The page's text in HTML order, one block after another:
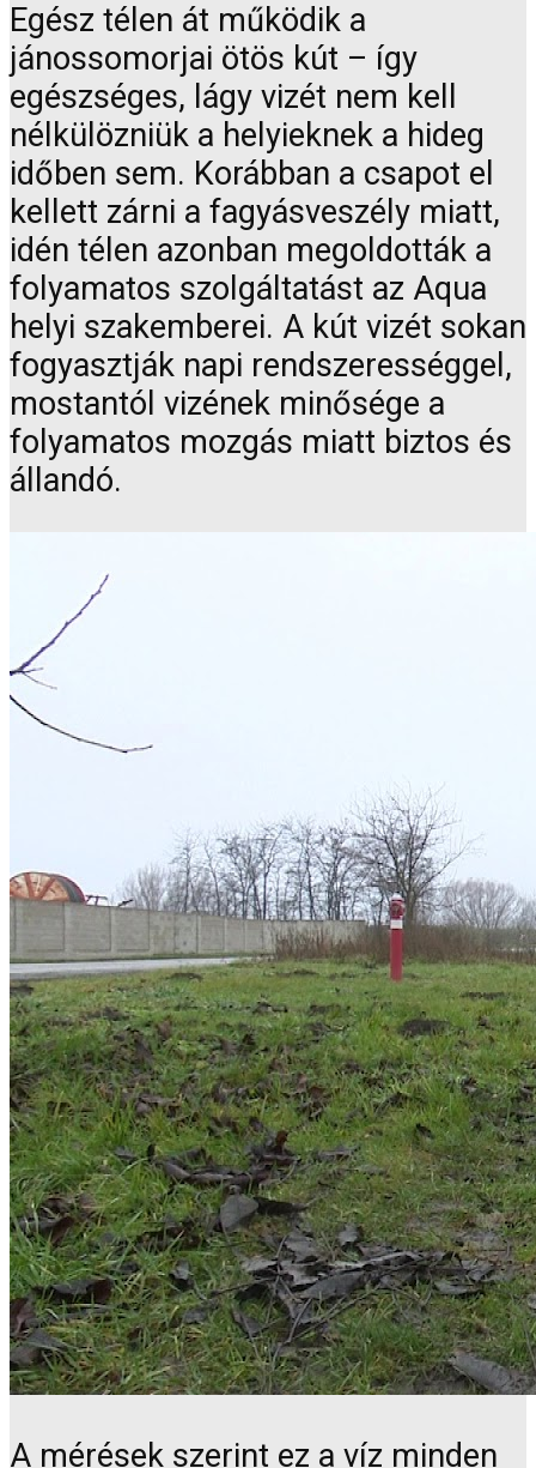
Egész télen át működik a
jánossomorjai ötös kút – így
egészséges, lágy vizét nem kell
nélkülözniük a helyieknek a hideg
időben sem. Korábban a csapot el
kellett zárni a fagyásveszély miatt,
idén télen azonban megoldották a
folyamatos szolgáltatást az Aqua
helyi szakemberei. A kút vizét sokan
fogyasztják napi rendszerességgel,
mostantól vizének minősége a
folyamatos mozgás miatt biztos és
állandó.
A mérések szerint ez a víz minden